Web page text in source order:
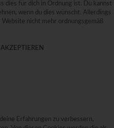
dies für dich in Ordnung ist. Du kannst
wenn du dies wünscht. Allerdings
nicht mehr ordnungsgemäß
Erfahrungen zu verbessern,